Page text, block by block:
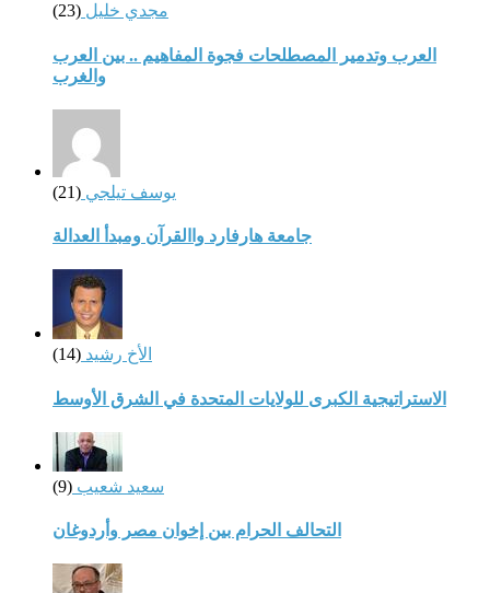
مجدي خليل (23)
العرب وتدمير المصطلحات فجوة المفاهيم .. بين العرب
والغرب
يوسف تيلجي (21)
جامعة هارفارد واالقرآن ومبدأ العدالة
الأخ رشيد (14)
الاستراتيجية الكبرى للولايات المتحدة في الشرق الأوسط
سعيد شعيب (9)
التحالف الحرام بين إخوان مصر وأردوغان